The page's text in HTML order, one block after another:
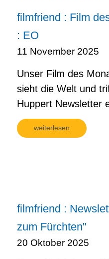
filmfriend : Film
: EO
11 November 2025
Unser Film des
sieht die Welt und
Huppert Newsletter
weiterlesen
filmfriend :
zum Fürchten"
20 Oktober 2025